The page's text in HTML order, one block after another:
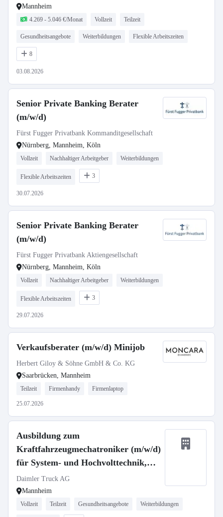
Mannheim
4.269 - 5.046 €/Monat Vollzeit Teilzeit
Gesundheitsangebote Weiterbildungen Flexible Arbeitszeiten
8
03.08.2026
Senior Private Banking Berater
(m/w/d)
Fürst Fugger Privatbank Kommanditgesellschaft
Nürnberg, Mannheim, Köln
Vollzeit Nachhaltiger Arbeitgeber Weiterbildungen
Flexible Arbeitszeiten 3
30.07.2026
Senior Private Banking Berater
(m/w/d)
Fürst Fugger Privatbank Aktiengesellschaft
Nürnberg, Mannheim, Köln
Vollzeit Nachhaltiger Arbeitgeber Weiterbildungen
Flexible Arbeitszeiten 3
29.07.2026
Verkaufsberater (m/w/d) Minijob
Herbert Giloy & Söhne GmbH & Co. KG
Saarbrücken, Mannheim
Teilzeit Firmenhandy Firmenlaptop
25.07.2026
Ausbildung zum
Kraftfahrzeugmechatroniker (m/w/d)
für System- und Hochvolttechnik,
Daimler Truck AG
Daimler Truck AG
Mannheim
Vollzeit Teilzeit Gesundheitsangebote Weiterbildungen